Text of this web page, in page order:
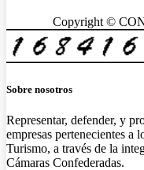
Copyright ©
Sobre nosotros
Representar, defender, y
empresas pertenecientes a
Turismo, a través de la
Cámaras Confederadas.